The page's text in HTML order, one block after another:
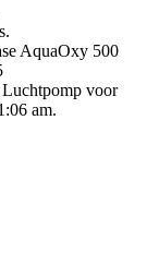
AquaOxy 500
voor
am.